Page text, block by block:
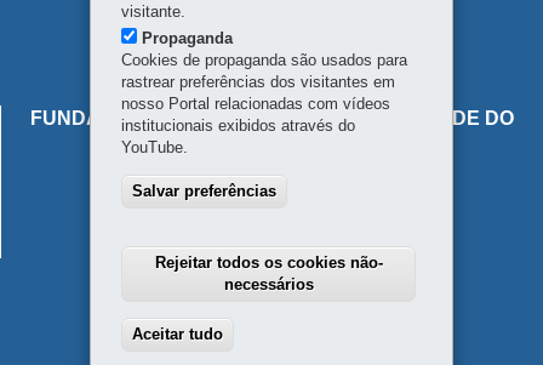
Navegação
principal
FUNDAÇÃO ESTATAL DE ATENÇÃO EM SAÚDE DO
ESTADO DO PARANÁ
Rua do Rosário, 144 – 10º andar
80020-110-Curitiba
visitante.
Propaganda
Cookies de propaganda são usados para
rastrear preferências dos visitantes em
nosso Portal relacionadas com vídeos
institucionais exibidos através do
YouTube.
Salvar preferências
Rejeitar todos os cookies não-
necessários
Aceitar tudo